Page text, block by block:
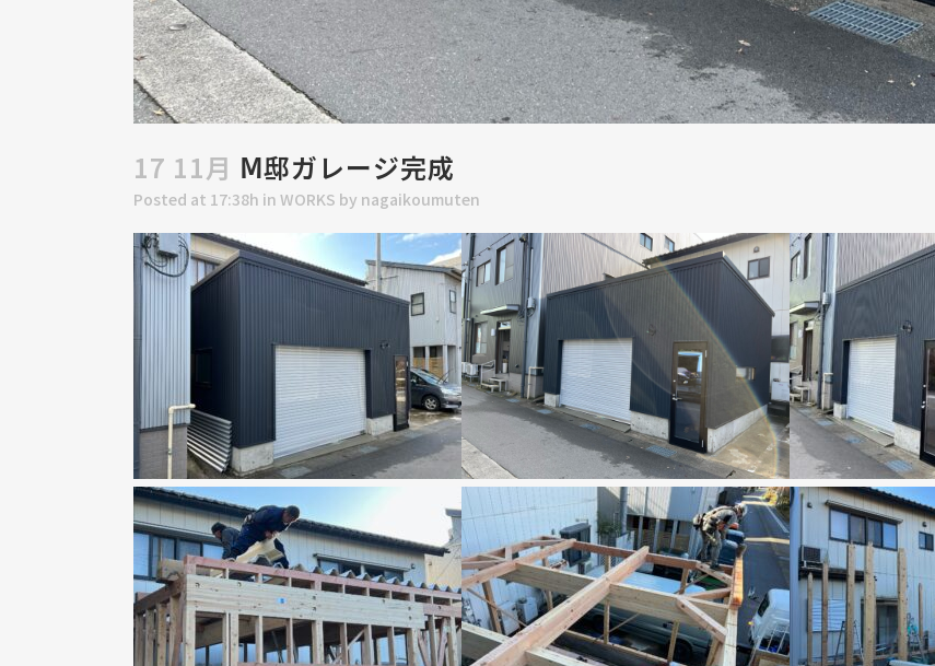
17 11月 Ⅿ邸ガレージ完成
Posted at 17:38h in WORKS by nagaikoumuten